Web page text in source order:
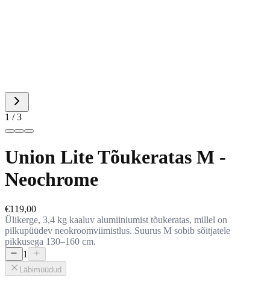
1 / 3
Union Lite Tõukeratas M -
Neochrome
€119,00
Ülikerge, 3,4 kg kaaluv alumiiniumist tõukeratas, millel on
pilkupüüdev neokroomviimistlus. Suurus M sobib sõitjatele
pikkusega 130–160 cm.
1
Läbimüüdud